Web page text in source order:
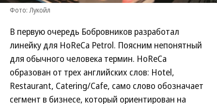
Фото: Лукойл
В первую очередь Бобровников разработал
линейку для HoReCa Petrol. Поясним непонятный
для обычного человека термин. HoReCa
образован от трех английских слов: Hotel,
Restaurant, Catering/Cafe, само слово обозначает
сегмент в бизнесе, который ориентирован на